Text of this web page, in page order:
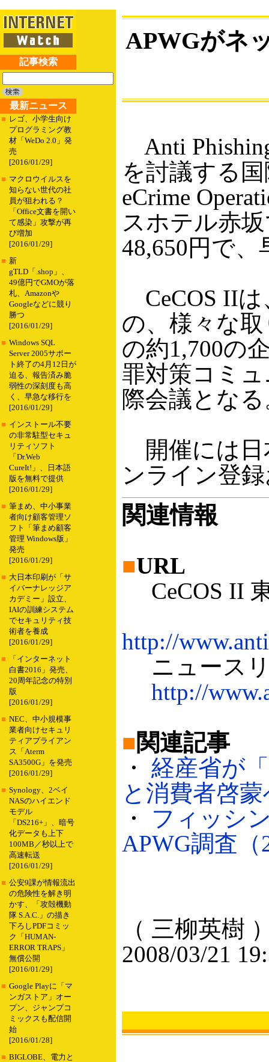
記事検索
最新ニュース
■ レゴ、小学生向け
プログラミング教
材「WeDo 2.0」発
売
[2016/01/29]
■ マクロウイルスを
知らない世代の社
員が狙われる？
「Office文書を開い
て感染」攻撃が再
び増加
[2016/01/29]
■ 新
gTLD「.shop」、
49億円でGMOが落
札、Amazonや
Googleなどに競り
勝つ
[2016/01/29]
■ Windows SQL
Server 2005サポー
ト終了の4月12日が
迫る、報告済み脆
弱性の深刻度も高
く、早急な移行を
[2016/01/29]
■ インストール不要
の非常駐型セキュ
リティソフト
「Dr.Web
CureIt!」、日本語
版を無料で提供
[2016/01/29]
■ 筆まめ、中小事業
者向け顧客管理ソ
フト「筆まめ顧客
管理 Windows版」
発売
[2016/01/29]
■ 大日本印刷が「サ
イバーナレッジア
カデミー」設立、
IAIの訓練システム
でセキュリティ技
術者を養成
[2016/01/29]
■
「インターネット
白書2016」発売、
20周年記念の特別
版
[2016/01/29]
■ NEC、中小規模事
業者向けセキュリ
ティアプライアン
ス「Aterm
SA3500G」を発売
[2016/01/29]
■ Synology、2ベイ
NASのハイエンド
モデル
「DS216+」、暗号
化データも上下
100MB／秒以上で
高速転送
[2016/01/29]
■ 公安9課が情報流出
の危険性を解き明
かす、「攻殻機動
隊 S.A.C.」の描き
下ろしPDFコミッ
ク「HUMAN-
ERROR TRAPS」
無償公開
[2016/01/29]
■ Google Playに「マ
ンガストア」オー
プン、ジャンプコ
ミックスも配信開
始
[2016/01/28]
■ BIGLOBE、電力と
APWGがネ
Anti
を討議する
eCrime
スホテル赤
48,650円で、
CeCOS IIは
の、様々な
の約1,700の
罪対策コミ
際会議とな
開催には日
ンライン登
関連情報
■URL
CeCOS II
http://
ニュース
http://
■関連記事
・ 経産省が
と消費者啓
・ フィッシ
APWG調査（
（ 三柳英樹
2008/03/21